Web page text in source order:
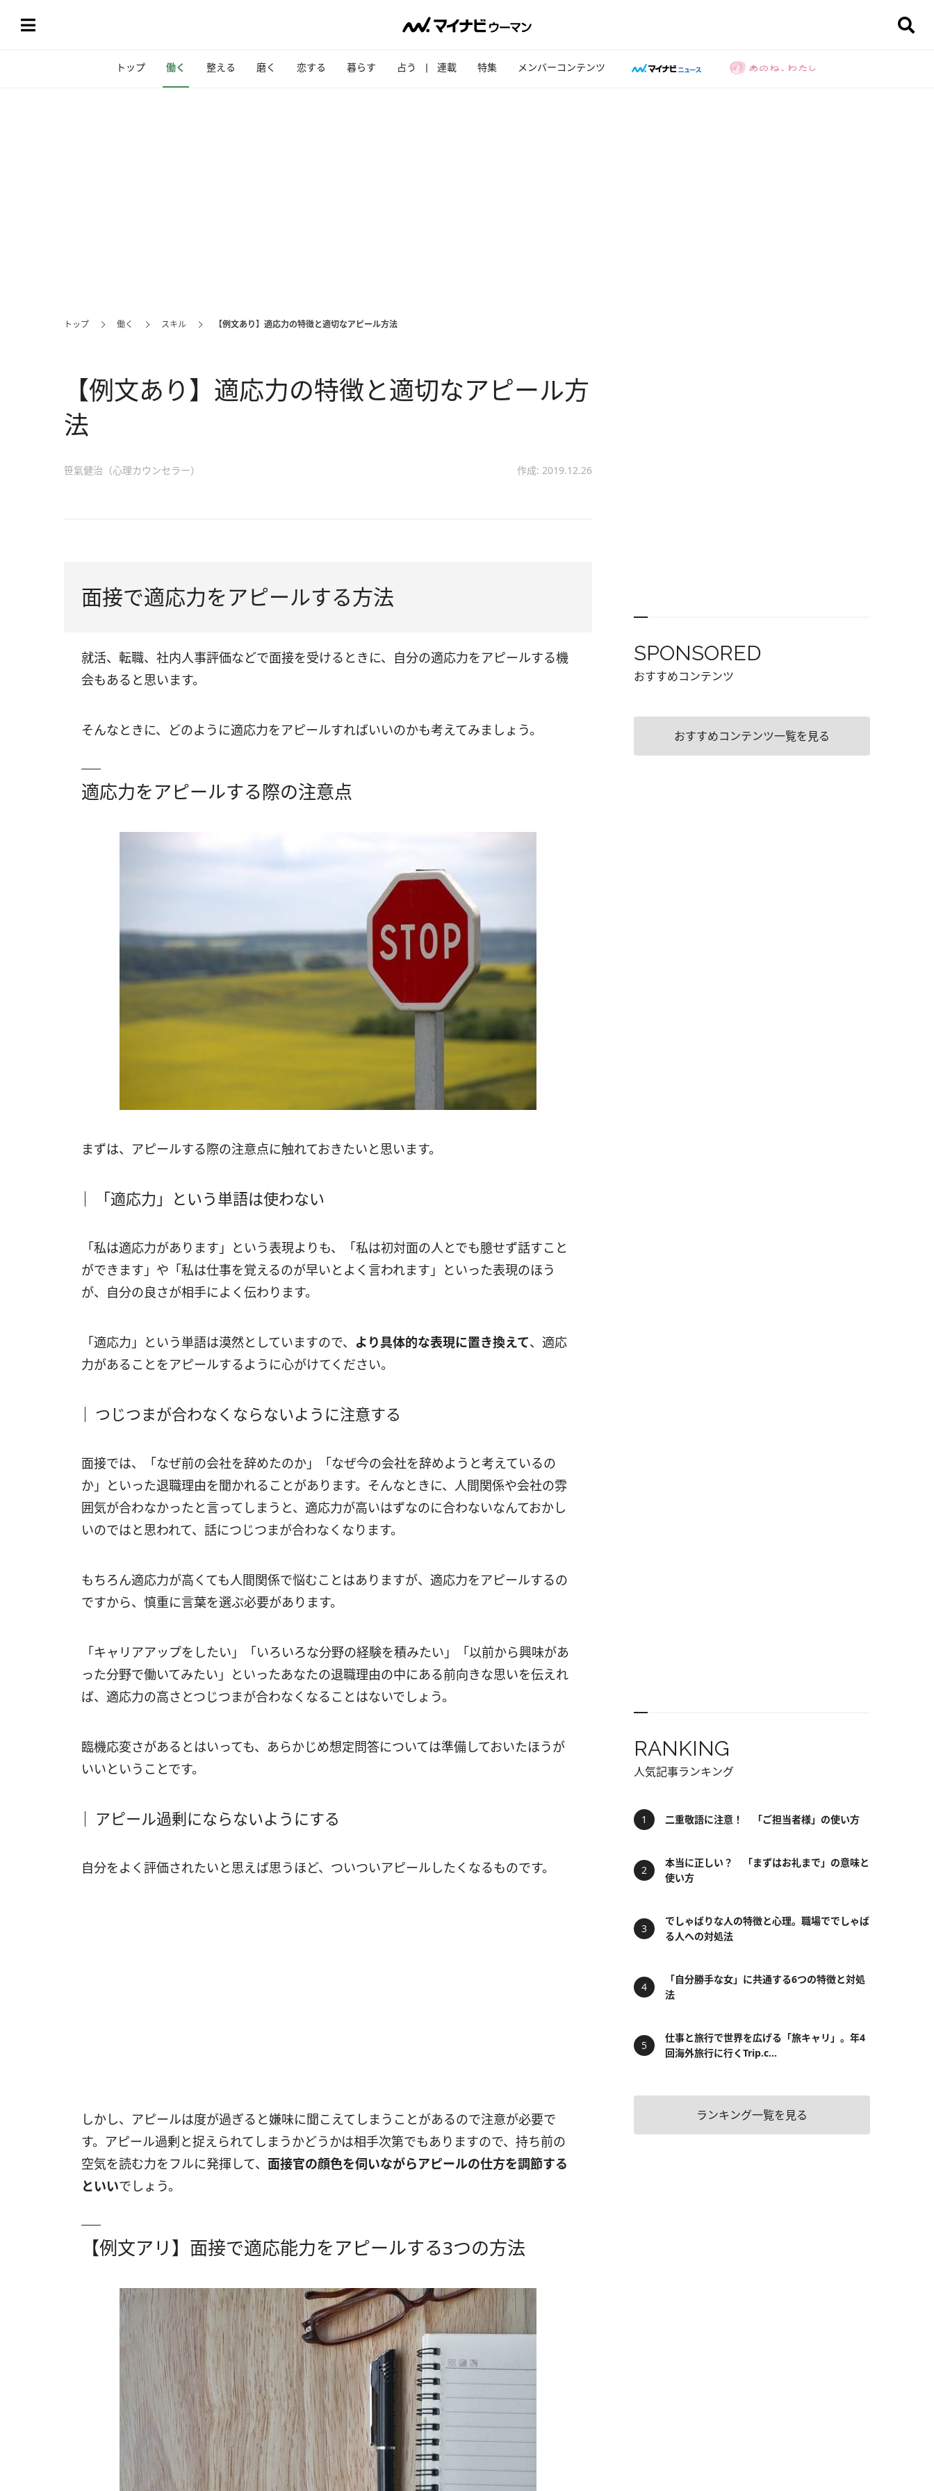
トップ 働く 整える 磨く 恋する 暮らす 占う 連載 特集 メンバーコンテンツ
トップ 働く スキル 【例文あり】適応力の特徴と適切なアピール方法
【例文あり】適応力の特徴と適切なアピール方
法
笹氣健治（心理カウンセラー） 作成: 2019.12.26
面接で適応力をアピールする方法
就活、転職、社内人事評価などで面接を受けるときに、自分の適応力をアピールする機
会もあると思います。
そんなときに、どのように適応力をアピールすればいいのかも考えてみましょう。
適応力をアピールする際の注意点
まずは、アピールする際の注意点に触れておきたいと思います。
「適応力」という単語は使わない
「私は適応力があります」という表現よりも、「私は初対面の人とでも臆せず話すこと
ができます」や「私は仕事を覚えるのが早いとよく言われます」といった表現のほう
が、自分の良さが相手によく伝わります。
「適応力」という単語は漠然としていますので、 より具体的な表現に置き換えて、適応
力があることをアピールするように心がけてください。
つじつまが合わなくならないように注意する
面接では、「なぜ前の会社を辞めたのか」「なぜ今の会社を辞めようと考えているの
か」といった退職理由を聞かれることがあります。そんなときに、人間関係や会社の雰
囲気が合わなかったと言ってしまうと、適応力が高いはずなのに合わないなんておかし
いのではと思われて、話につじつまが合わなくなります。
もちろん適応力が高くても人間関係で悩むことはありますが、適応力をアピールするの
ですから、慎重に言葉を選ぶ必要があります。
「キャリアアップをしたい」「いろいろな分野の経験を積みたい」「以前から興味があ
った分野で働いてみたい」といったあなたの退職理由の中にある前向きな思いを伝えれ
ば、適応力の高さとつじつまが合わなくなることはないでしょう。
臨機応変さがあるとはいっても、あらかじめ想定問答については準備しておいたほうが
いいということです。
アピール過剰にならないようにする
自分をよく評価されたいと思えば思うほど、ついついアピールしたくなるものです。
しかし、アピールは度が過ぎると嫌味に聞こえてしまうことがあるので注意が必要で
す。アピール過剰と捉えられてしまうかどうかは相手次第でもありますので、持ち前の
空気を読む力をフルに発揮して、 面接官の顔色を伺いながらアピールの仕方を調節する
といいでしょう。
【例文アリ】面接で適応能力をアピールする3つの方法
SPONSORED
おすすめコンテンツ
おすすめコンテンツ一覧を見る
RANKING
人気記事ランキング
二重敬語に注意！ 「ご担当者様」の使い方
本当に正しい？ 「まずはお礼まで」の意味と
使い方
でしゃばりな人の特徴と心理。職場ででしゃば
る人への対処法
「自分勝手な女」に共通する6つの特徴と対処
法
仕事と旅行で世界を広げる「旅キャリ」。年4
回海外旅行に行くTrip.c...
ランキング一覧を見る